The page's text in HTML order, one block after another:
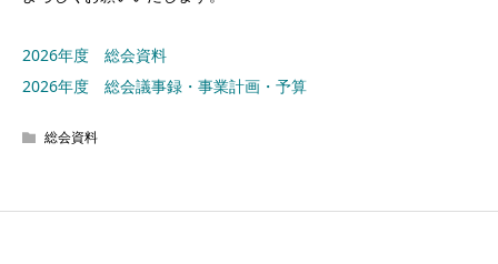
2026年度 総会資料
2026年度 総会議事録・事業計画・予算
総会資料